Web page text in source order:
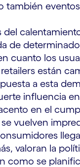
de
cuanto los
están
a esta
influencia
en el
vuelven
valoran la
como se